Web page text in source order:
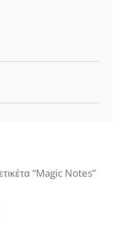
“Magic Notes”